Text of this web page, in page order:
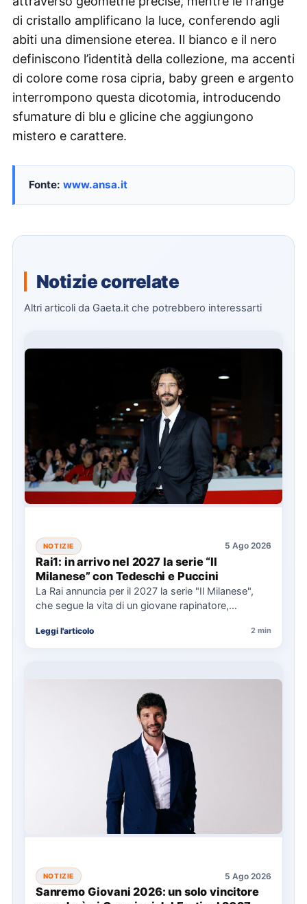
di cristallo amplificano la luce, conferendo agli
abiti una dimensione eterea. Il bianco e il nero
definiscono l’identità della collezione, ma accenti
di colore come rosa cipria, baby green e argento
interrompono questa dicotomia, introducendo
sfumature di blu e glicine che aggiungono
mistero e carattere.
Fonte: www.ansa.it
Notizie correlate
Altri articoli da Gaeta.it che potrebbero interessarti
NOTIZIE 5 Ago 2026
Rai1: in arrivo nel 2027 la serie “Il
Milanese” con Tedeschi e Puccini
La Rai annuncia per il 2027 la serie "Il Milanese",
che segue la vita di un giovane rapinatore,…
Leggi l'articolo 2 min
NOTIZIE 5 Ago 2026
Sanremo Giovani 2026: un solo vincitore